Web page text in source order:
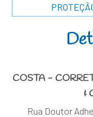
COSTA -
&
Rua Doutor